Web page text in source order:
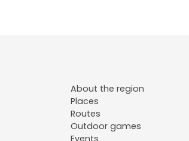
About the region
Places
Routes
Outdoor games